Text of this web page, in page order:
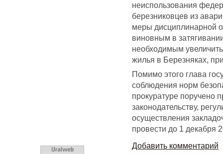
неиспользования
березниковцев из
меры дисциплинарной
виновным в
необходимым
жилья в Березняках,
Помимо этого глава
соблюдения норм
прокуратуре поручено
законодательству,
осуществления
провести до 1 декабря
Добавить комментарий